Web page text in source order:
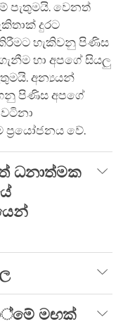
පැතුමයි. වෙනත්
දුරට
හැකිවනු පිණිස
හා අපගේ සියලු
අන්‍යයන්
පිණිස අපගේ
ප්‍රයෝජනය වේ.
ධනාත්මක
මඟක්